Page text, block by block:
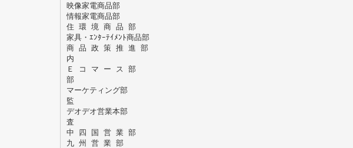
映像家電商品部
情報家電商品部
住 環 境 商 品 部
家具・ｴﾝﾀｰﾃｲﾒﾝﾄ商品部
商 品 政 策 推 進 部
内
Ｅ コ マ ー ス 部
部
マーケティング部
監
デオデオ営業本部
査
中 四 国 営 業 部
九 州 営 業 部